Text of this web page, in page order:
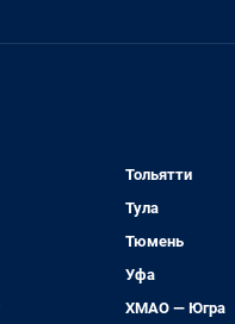
Тольятти
Тула
Тюмень
Уфа
ХМАО — Югра